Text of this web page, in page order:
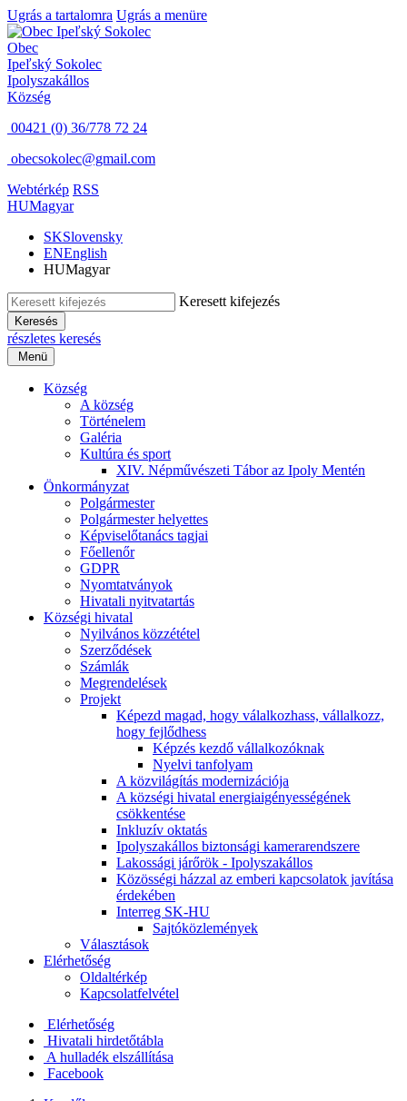
Ugrás a tartalomra Ugrás a menüre
Obec
Ipeľský Sokolec
Ipolyszakállos
Község
00421 (0) 36/778 72 24
obecsokolec@gmail.com
Webtérkép RSS
HUMagyar
SKSlovensky
ENEnglish
HUMagyar
Keresett kifejezés
Keresés
részletes keresés
Menü
Község
A község
Történelem
Galéria
Kultúra és sport
XIV. Népművészeti Tábor az Ipoly Mentén
Önkormányzat
Polgármester
Polgármester helyettes
Képviselőtanács tagjai
Főellenőr
GDPR
Nyomtatványok
Hivatali nyitvatartás
Községi hivatal
Nyilvános közzététel
Szerződések
Számlák
Megrendelések
Projekt
Képezd magad, hogy válalkozhass, vállalkozz,
hogy fejlődhess
Képzés kezdő vállalkozóknak
Nyelvi tanfolyam
A közvilágítás modernizációja
A községi hivatal energiaigényességének
csökkentése
Inkluzív oktatás
Ipolyszakállos biztonsági kamerarendszere
Lakossági járőrök - Ipolyszakállos
Közösségi házzal az emberi kapcsolatok javítása
érdekében
Interreg SK-HU
Sajtóközlemények
Választások
Elérhetőség
Oldaltérkép
Kapcsolatfelvétel
Elérhetőség
Hivatali hirdetőtábla
A hulladék elszállítása
Facebook